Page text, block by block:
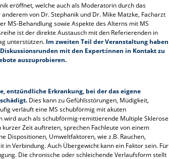
eröffnet, welche auch als Moderatorin durch das
von Dr. Stephanik und Dr. Mike Matzke, Facharzt
MS-Behandlung sowie Aspekte des Alterns mit MS
ist der direkte Austausch mit den Referierenden in
unterstützen. Im zweiten Teil der Veranstaltung haben
mit den Expert:innen in Kontakt zu
auszuprobieren.
entzündliche Erkrankung, bei der das eigene
Dies kann zu Gefühlsstörungen, Müdigkeit,
verläuft eine MS schubförmig mit akuten
wird auch als schubförmig-remittierende Multiple Sklerose
Zeit auftreten, sprechen Fachleute von einem
Dispositionen, Umweltfaktoren, wie z.B. Rauchen,
Verbindung. Auch Übergewicht kann ein Faktor sein. Für
Die chronische oder schleichende Verlaufsform stellt